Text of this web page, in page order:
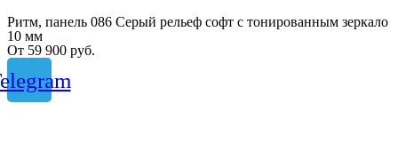
Ритм, панель 086 Серый рельеф софт с тонированным зеркало
10 мм
От 59 900 руб.